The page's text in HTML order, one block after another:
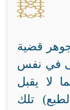
جوهر قضية
في نفس
لا يقبل
تلك